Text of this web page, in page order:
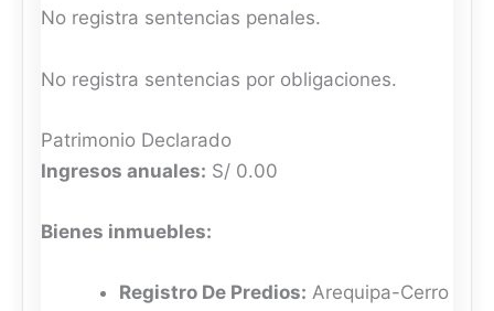
No registra sentencias penales.
No registra sentencias por obligaciones.
Patrimonio Declarado
Ingresos anuales: S/ 0.00
Bienes inmuebles:
Registro De Predios: Arequipa-Cerro